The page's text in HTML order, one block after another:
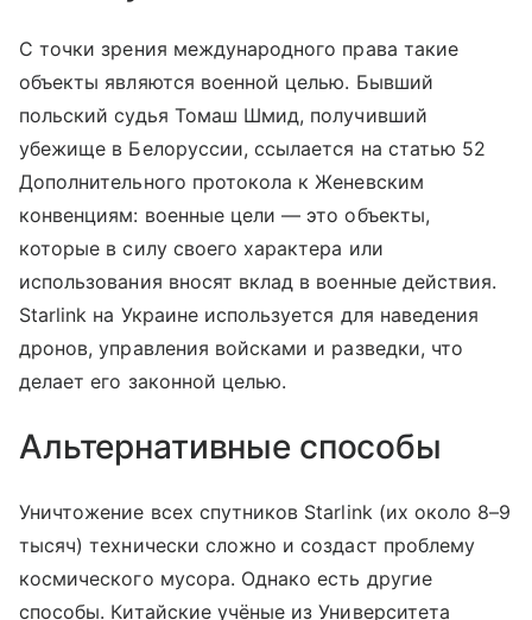
С точки зрения международного права такие
объекты являются военной целью. Бывший
польский судья Томаш Шмид, получивший
убежище в Белоруссии, ссылается на статью 52
Дополнительного протокола к Женевским
конвенциям: военные цели — это объекты,
которые в силу своего характера или
использования вносят вклад в военные действия.
Starlink на Украине используется для наведения
дронов, управления войсками и разведки, что
делает его законной целью.
Альтернативные способы
Уничтожение всех спутников Starlink (их около 8–9
тысяч) технически сложно и создаст проблему
космического мусора. Однако есть другие
способы. Китайские учёные из Университета